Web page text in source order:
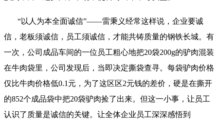
“以人为本全面诚信”——雷秉义经常这样说，企业要诚
信，老板须诚信，员工须诚信，才能共铸质量的钢铁长城。有
一次，公司成品车间的一位员工粗心地把20袋200g的驴肉混装
在牛肉袋里，公司发现后，当即决定撕袋查寻。每袋驴肉价格
仅比牛肉价格低0.1元，为了这区区2元钱的差价，硬是在撕开
的852个成品袋中把20袋驴肉捡了出来。但这一小事，让员工
认识了质量是诚信的关键。让全体企业员工深深感悟到